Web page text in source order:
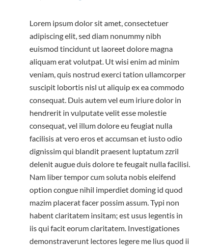
Lorem ipsum dolor sit amet, consectetuer
adipiscing elit, sed diam nonummy nibh
euismod tincidunt ut laoreet dolore magna
aliquam erat volutpat. Ut wisi enim ad minim
veniam, quis nostrud exerci tation ullamcorper
suscipit lobortis nisl ut aliquip ex ea commodo
consequat. Duis autem vel eum iriure dolor in
hendrerit in vulputate velit esse molestie
consequat, vel illum dolore eu feugiat nulla
facilisis at vero eros et accumsan et iusto odio
dignissim qui blandit praesent luptatum zzril
delenit augue duis dolore te feugait nulla facilisi.
Nam liber tempor cum soluta nobis eleifend
option congue nihil imperdiet doming id quod
mazim placerat facer possim assum. Typi non
habent claritatem insitam; est usus legentis in
iis qui facit eorum claritatem. Investigationes
demonstraverunt lectores legere me lius quod ii